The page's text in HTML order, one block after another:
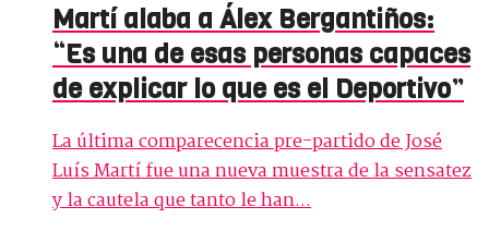
Martí alaba a Álex Bergantiños:
“Es una de esas personas capaces
de explicar lo que es el Deportivo”
La última comparecencia pre-partido de José
Luís Martí fue una nueva muestra de la sensatez
y la cautela que tanto le han...